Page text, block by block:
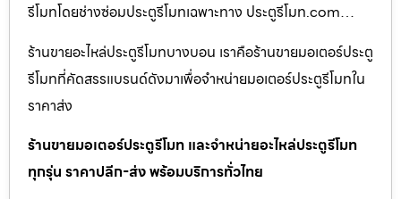
รีโมทโดยช่างซ่อมประตูรีโมทเฉพาะทาง ประตูรีโมท.com…
ร้านขายอะไหล่ประตูรีโมทบางบอน เราคือร้านขายมอเตอร์ประตู
รีโมทที่คัดสรรแบรนด์ดังมาเพื่อจำหน่ายมอเตอร์ประตูรีโมทใน
ราคาส่ง
ร้านขายมอเตอร์ประตูรีโมท และจำหน่ายอะไหล่ประตูรีโมท
ทุกรุ่น ราคาปลีก-ส่ง พร้อมบริการทั่วไทย